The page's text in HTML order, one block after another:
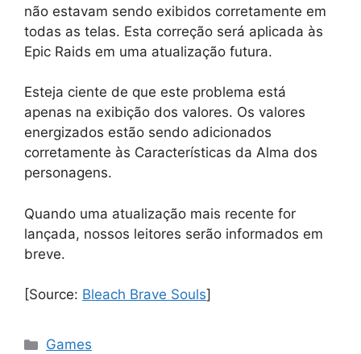
não estavam sendo exibidos corretamente em
todas as telas. Esta correção será aplicada às
Epic Raids em uma atualização futura.
Esteja ciente de que este problema está
apenas na exibição dos valores. Os valores
energizados estão sendo adicionados
corretamente às Características da Alma dos
personagens.
Quando uma atualização mais recente for
lançada, nossos leitores serão informados em
breve.
[Source: Bleach Brave Souls]
Categorias
Games